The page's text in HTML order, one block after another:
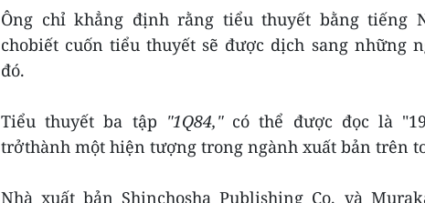
Ông chỉ khẳng định rằng tiểu thuyết bằng tiếng
chobiết cuốn tiểu thuyết sẽ được dịch sang những
đó.
Tiểu thuyết ba tập "1Q84,"có thể được đọc là
trởthành một hiện tượng trong ngành xuất bản trên
Nhà xuất bản Shinchosha Publishing Co. và